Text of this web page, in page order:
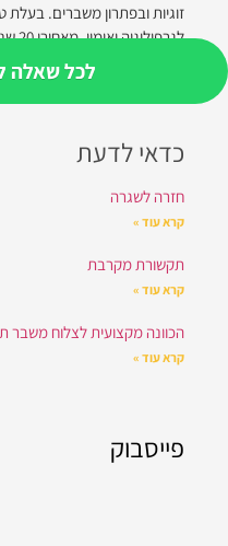
זוגיות ובפתרון משברים. בעלת
המובילות בישראל.
כדאי לדעת
חזרה לשגרה
קרא עוד »
תקשורת מקרבת
קרא עוד »
הכוונה מקצועית לצלוח משבר
קרא עוד »
פייסבוק
לכל שאלה